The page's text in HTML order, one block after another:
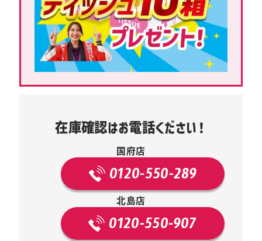
在庫確認はお電話ください！
国府店
0120-550-289
北島店
0120-550-907